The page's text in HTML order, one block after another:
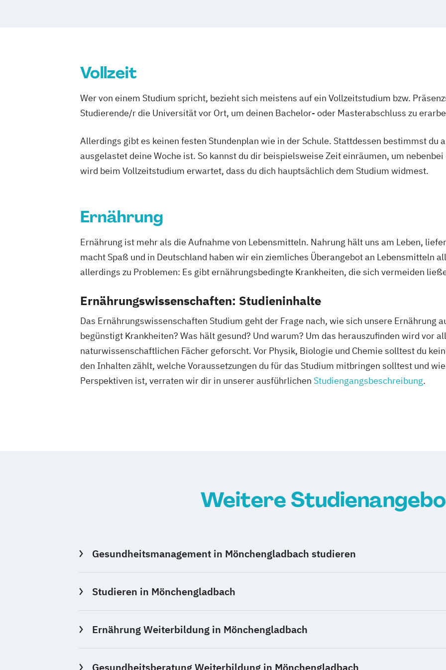
Vollzeit
Wer von einem Studium spricht, bezieht sich meistens auf ein Vollzeitstudium bzw.
Studierende/r die Universität vor Ort, um deinen Bachelor- oder Masterabschluss zu
Allerdings gibt es keinen festen Stundenplan wie in der Schule. Stattdessen bestimmst du
ausgelastet deine Woche ist. So kannst du dir beispielsweise Zeit einräumen, um
wird beim Vollzeitstudium erwartet, dass du dich hauptsächlich dem Studium widmest.
Ernährung
Ernährung ist mehr als die Aufnahme von Lebensmitteln. Nahrung hält uns am Leben,
macht Spaß und in Deutschland haben wir ein ziemliches Überangebot an Lebensmitteln
allerdings zu Problemen: Es gibt ernährungsbedingte Krankheiten, die sich vermeiden
Ernährungswissenschaften: Studieninhalte
Das Ernährungswissenschaften Studium geht der Frage nach, wie sich unsere Ernährung
begünstigt Krankheiten? Was hält gesund? Und warum? Um das herauszufinden wird vor
naturwissenschaftlichen Fächer geforscht. Vor Physik, Biologie und Chemie solltest du
den Inhalten zählt, welche Voraussetzungen du für das Studium mitbringen solltest und
Perspektiven ist, verraten wir dir in unserer ausführlichen Studiengangsbeschreibung.
Weitere
Gesundheitsmanagement in Mönchengladbach studieren
Studieren in Mönchengladbach
Ernährung Weiterbildung in Mönchengladbach
Gesundheitsberatung Weiterbildung in Mönchengladbach